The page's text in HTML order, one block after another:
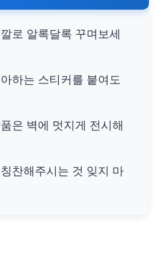
로 알록달록 꾸며보세
하는 스티커를 붙여도
은 벽에 멋지게 전시해
찬해주시는 것 잊지 마